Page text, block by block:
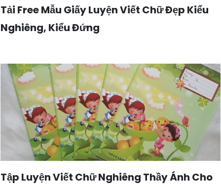
Tải Free Mẫu Giấy Luyện Viết Chữ Đẹp Kiểu
Nghiêng, Kiểu Đứng
Tập Luyện Viết Chữ Nghiêng Thầy Ánh Cho